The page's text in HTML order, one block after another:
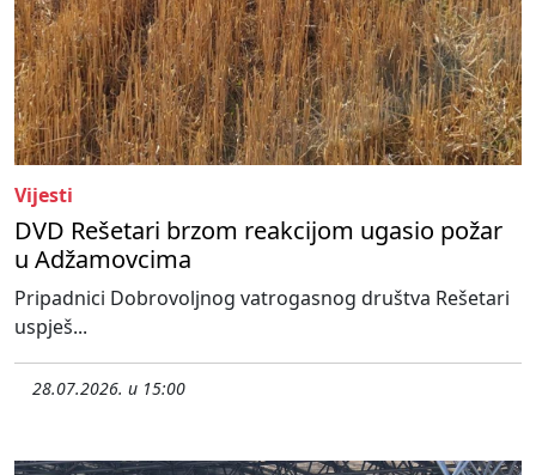
Vijesti
DVD Rešetari brzom reakcijom ugasio požar
u Adžamovcima
Pripadnici Dobrovoljnog vatrogasnog društva Rešetari
uspješ...
28.07.2026. u 15:00